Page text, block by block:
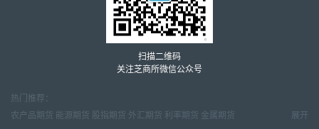
扫描二维码
关注芝商所微信公众号
热门推荐：
农产品期货 能源期货 股指期货 外汇期货 利率期货 金属期货
展开